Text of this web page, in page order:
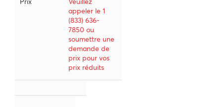
appeler le 1
(833) 636-
7850 ou
soumettre une
demande de
prix pour vos
prix réduits